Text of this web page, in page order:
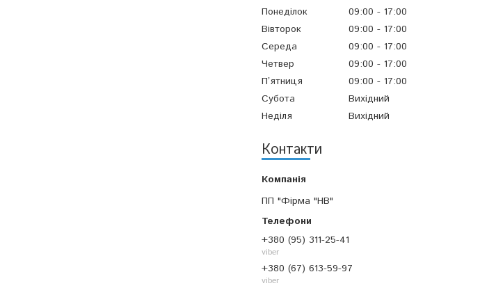
Понеділок 09:00
17:00
Вівторок
09:00
17:00
Середа
09:00
17:00
Четвер
09:00
17:00
Пʼятниця
09:00
17:00
Субота
Вихідний
Неділя
Вихідний
Контакти
ПП "Фірма "НВ"
+380 (95) 311-25-41
viber
+380 (67) 613-59-97
viber